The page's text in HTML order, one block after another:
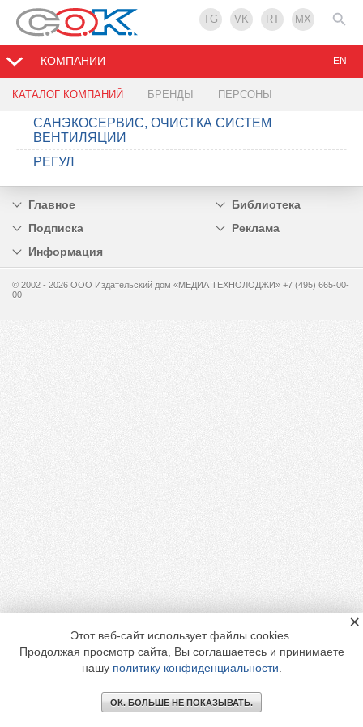
TG VK RT MX
КОМПАНИИ
КАТАЛОГ КОМПАНИЙ БРЕНДЫ ПЕРСОНЫ
EN
CАНЭКОСЕРВИС, ОЧИСТКА СИСТЕМ
ВЕНТИЛЯЦИИ
РЕГУЛ
Главное
Библиотека
Подписка
Реклама
Информация
© 2002 - 2026 OOO Издательский дом «МЕДИА ТЕХНОЛОДЖИ» +7 (495) 665-00-
00
Этот веб-сайт использует файлы cookies.
Продолжая просмотр сайта, Вы соглашаетесь и принимаете
нашу политику конфиденциальности
ОК. БОЛЬШЕ НЕ ПОКАЗЫВАТЬ.
×